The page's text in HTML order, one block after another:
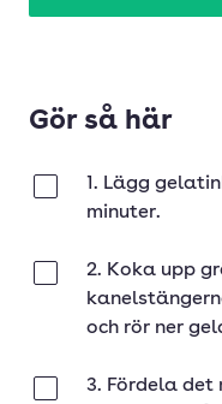
Gör så här
1. Lägg
minuter.
2. Koka upp
och rör ner
3. Fördela det